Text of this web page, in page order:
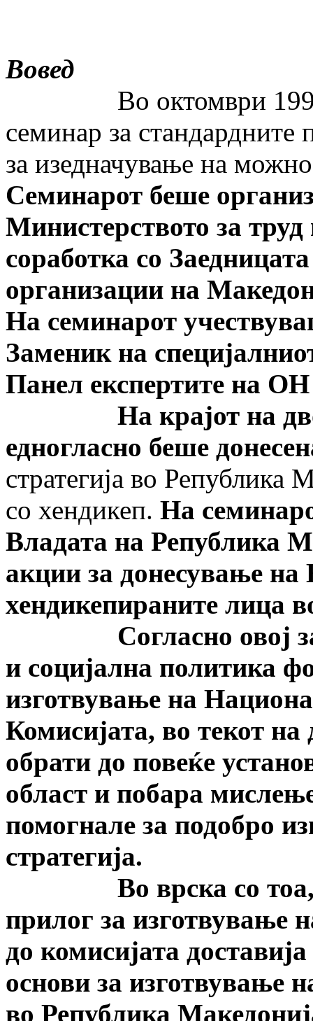
Вовед
Во октомври
семинар за
за изедначување на
Семинарот беше
Министерството за
соработка со
организации на
На семинарот
Заменик на
Панел експертите на
На крајот на
едногласно беше
стратегија во Република
со хендикеп. На
Владата на Република
акции за донесување на
хендикепираните лица
Согласно овој
и социјална политика
изготвување на
Комисијата, во текот
обрати до повеќе
област и побара
помогнале за подобро
стратегија.
Во врска со тоа,
прилог за изготвување
до комисијата
основи за изготвување
во Република